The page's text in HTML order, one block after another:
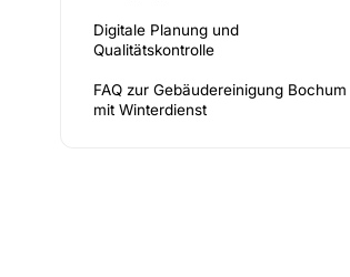
Digitale Planung und
Qualitätskontrolle
FAQ zur Gebäudereinigung Bochum
mit Winterdienst